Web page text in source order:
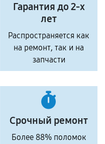
Гарантия до 2-х
лет
Распространяется как
на ремонт, так и на
запчасти
Срочный ремонт
Более 88% поломок